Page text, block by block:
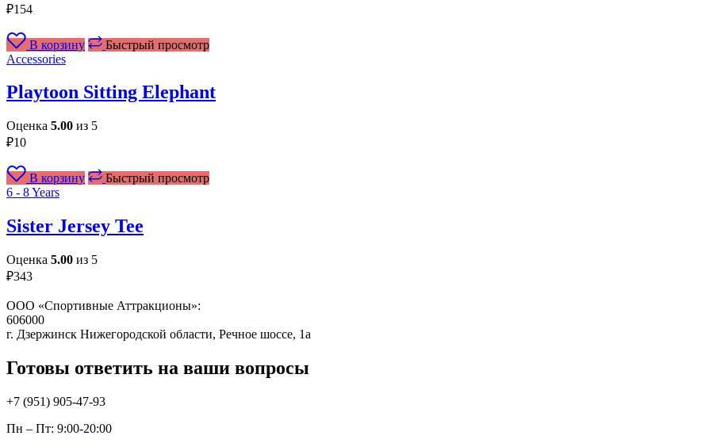
₽154
В корзину
Быстрый просмотр
Accessories
Playtoon Sitting Elephant
Оценка 5.00 из 5
₽10
В корзину
Быстрый просмотр
6 - 8 Years
Sister Jersey Tee
Оценка 5.00 из 5
₽343
ООО «Спортивные Аттракционы»:
606000
г. Дзержинск Нижегородской области, Речное шоссе, 1а
Готовы ответить на ваши вопросы
+7 (951) 905-47-93
Пн – Пт: 9:00-20:00